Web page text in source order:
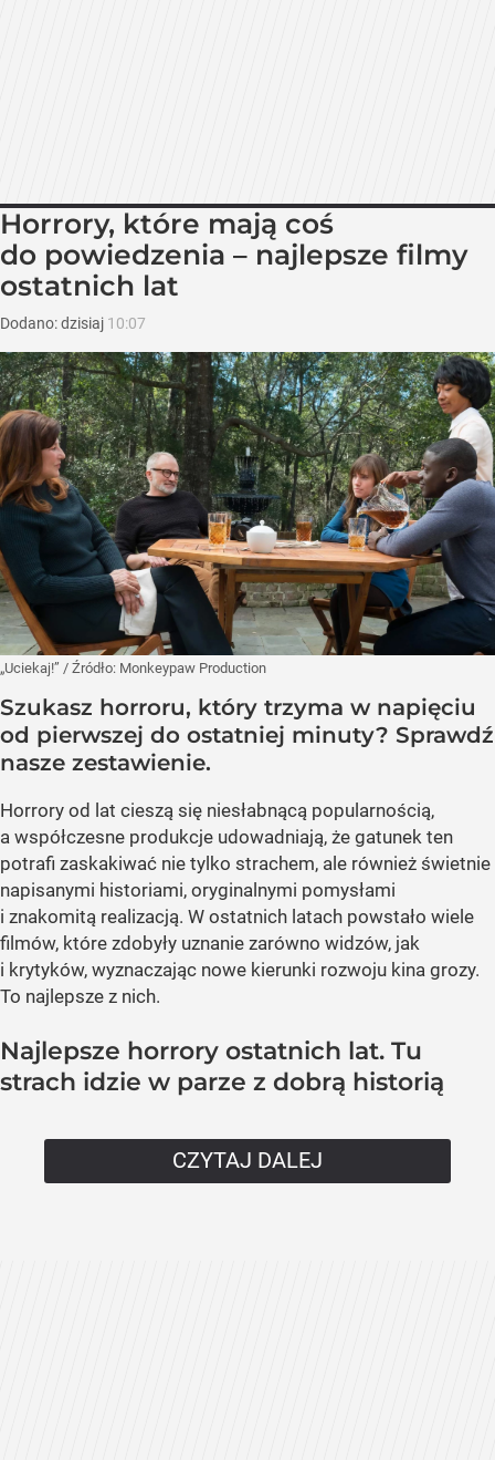
Horrory, które mają coś
do powiedzenia – najlepsze filmy
ostatnich lat
Dodano:dzisiaj 10:07
„Uciekaj!” / Źródło: Monkeypaw Production
Szukasz horroru, który trzyma w napięciu
od pierwszej do ostatniej minuty? Sprawdź
nasze zestawienie.
Horrory od lat cieszą się niesłabnącą popularnością,
a współczesne produkcje udowadniają, że gatunek ten
potrafi zaskakiwać nie tylko strachem, ale również świetnie
napisanymi historiami, oryginalnymi pomysłami
i znakomitą realizacją. W ostatnich latach powstało wiele
filmów, które zdobyły uznanie zarówno widzów, jak
i krytyków, wyznaczając nowe kierunki rozwoju kina grozy.
To najlepsze z nich.
Najlepsze horrory ostatnich lat. Tu
strach idzie w parze z dobrą historią
CZYTAJ DALEJ